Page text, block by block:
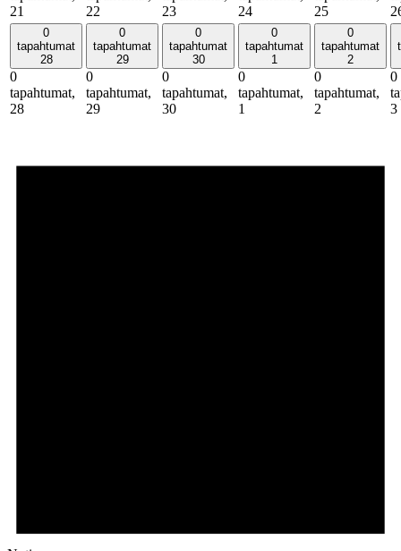
21
22
23
24
25
0
tapahtumat
28
0
tapahtumat,
28
0
tapahtumat
29
0
tapahtumat,
29
0
tapahtumat
30
0
tapahtumat,
30
0
tapahtumat
1
0
tapahtumat,
1
0
tapahtumat
2
0
tapahtumat,
2
0
3